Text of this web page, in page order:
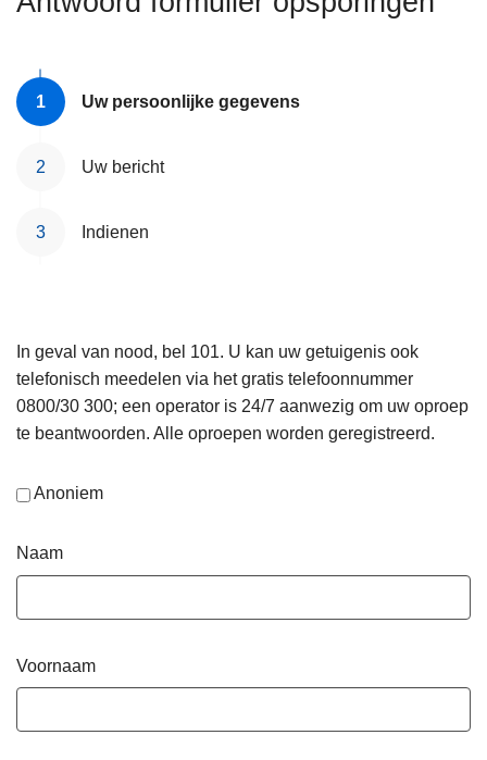
Uw persoonlijke gegevens
Uw bericht
Indienen
In geval van nood, bel 101. U kan uw getuigenis ook
telefonisch meedelen via het gratis telefoonnummer
0800/30 300; een operator is 24/7 aanwezig om uw oproep
te beantwoorden. Alle oproepen worden geregistreerd.
Anoniem
Naam
Voornaam